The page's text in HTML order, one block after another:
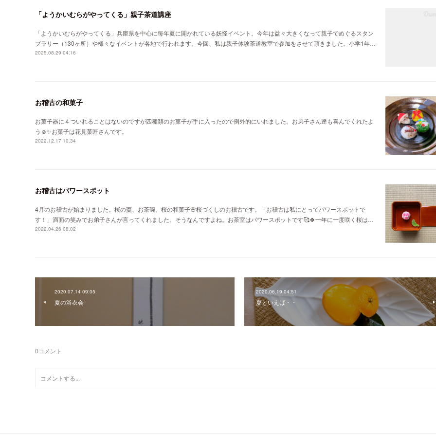
「ようかいむらがやってくる」親子茶道講座
「ようかいむらがやってくる」兵庫県を中心に毎年夏に開かれている妖怪イベント。今年は益々大きくなって親子でめぐるスタン
プラリー（130ヶ所）や様々なイベントが各地で行われます。今回、私は親子体験茶道教室で参加をさせて頂きました。小学1年…
2025.08.29 04:16
お稽古の和菓子
お菓子器に４ついれることはないのですが四種類のお菓子が手に入ったので例外的にいれました。お弟子さん達も喜んでくれたよ
う☺️✨お菓子は花見菓匠さんです。
2022.12.17 10:34
お稽古はパワースポット
4月のお稽古が始まりました。桜の棗、お茶碗、桜の和菓子🌸桜づくしのお稽古です。「お稽古は私にとってパワースポットで
す！」満面の笑みでお弟子さんが言ってくれました。そうなんですよね。お茶室はパワースポットです🥰🍀一年に一度咲く桜は…
2022.04.26 08:02
2020.07.14 09:05
夏の浴衣会
2020.06.19 04:51
夏といえば・・
0コメント